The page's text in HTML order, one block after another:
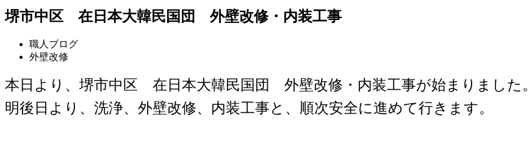
堺市中区 在日本大韓民国団 外壁改修・内装工事
職人ブログ
外壁改修
本日より、堺市中区 在日本大韓民国団 外壁改修・内装工事が始まりました。
明後日より、洗浄、外壁改修、内装工事と、順次安全に進めて行きます。